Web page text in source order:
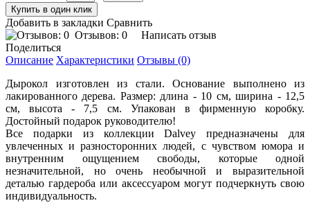
Добавить в закладки Сравнить
Отзывов: 0
Написать отзыв
Поделиться
Описание Характеристики Отзывы (0)
Дырокол изготовлен из стали. Основание выполнено из
лакированного дерева. Размер: длина - 10 см, ширина - 12,5
см, высота - 7,5 см. Упакован в фирменную коробку.
Достойный подарок руководителю!
Все подарки из коллекции Dalvey предназначены для
увлеченных и разносторонних людей, с чувством юмора и
внутренним ощущением свободы, которые одной
незначительной, но очень необычной и выразительной
деталью гардероба или аксессуаром могут подчеркнуть свою
индивидуальность.